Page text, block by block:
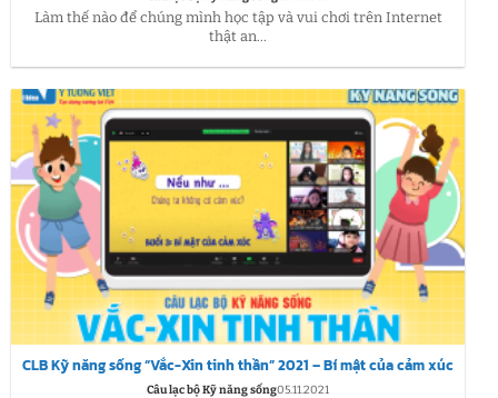
Làm thế nào để chúng mình học tập và vui chơi trên Internet
thật an...
CLB Kỹ năng sống “Vắc-Xin tinh thần” 2021 – Bí mật của cảm xúc
Câu lạc bộ Kỹ năng sống05.11.2021